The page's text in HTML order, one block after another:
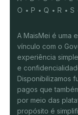
O
P Q R S
A MaisMei é uma
vínculo com o
experiência
e
Disponibilizamos
pagos que
por meio das
propósito é